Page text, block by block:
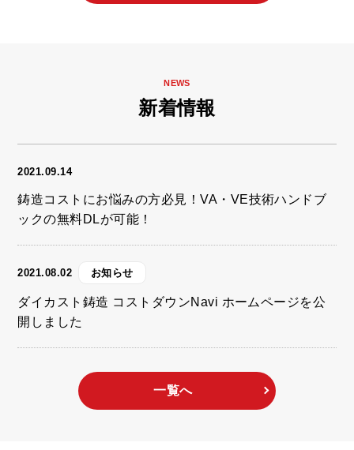
NEWS
新着情報
2021.09.14
鋳造コストにお悩みの方必見！VA・VE技術ハンドブ
ックの無料DLが可能！
2021.08.02 お知らせ
ダイカスト鋳造 コストダウンNavi ホームページを公
開しました
一覧へ